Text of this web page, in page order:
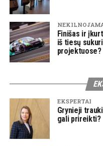
Finišas ir
iš tiesų
projektuose?
EKSPERTAI
Grynieji
gali prireikti?